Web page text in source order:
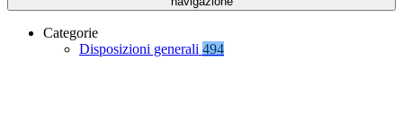
Categorie
Disposizioni generali 494